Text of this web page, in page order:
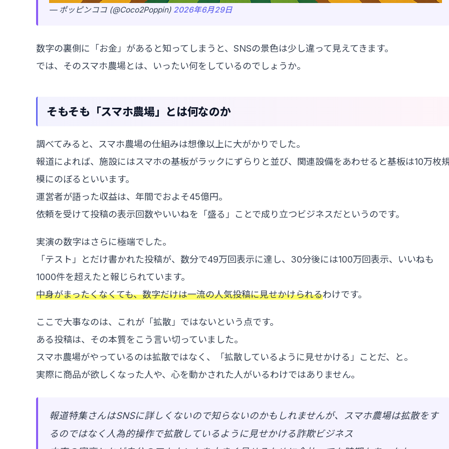
— ポッピンココ (@Coco2Poppin) 2026年6月29日
数字の裏側に「お金」があると知ってしまうと、SNSの景色は少し違って見えてきます。
では、そのスマホ農場とは、いったい何をしているのでしょうか。
そもそも「スマホ農場」とは何なのか
調べてみると、スマホ農場の仕組みは想像以上に大がかりでした。
報道によれば、施設にはスマホの基板がラックにずらりと並び、関連設備をあわせると基板は10万枚
模にのぼるといいます。
運営者が語った収益は、年間でおよそ45億円。
依頼を受けて投稿の表示回数やいいねを「盛る」ことで成り立つビジネスだというのです。
実演の数字はさらに極端でした。
「テスト」とだけ書かれた投稿が、数分で49万回表示に達し、30分後には100万回表示、いいねも
1000件を超えたと報じられています。
中身がまったくなくても、数字だけは一流の人気投稿に見せかけられるわけです。
ここで大事なのは、これが「拡散」ではないという点です。
ある投稿は、その本質をこう言い切っていました。
スマホ農場がやっているのは拡散ではなく、「拡散しているように見せかける」ことだ、と。
実際に商品が欲しくなった人や、心を動かされた人がいるわけではありません。
報道特集さんはSNSに詳しくないので知らないのかもしれませんが、スマホ農場は拡散をす
るのではなく人為的操作で拡散しているように見せかける詐欺ビジネス